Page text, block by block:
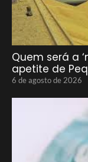
Quem será a
apetite de
6 de agosto de 2026